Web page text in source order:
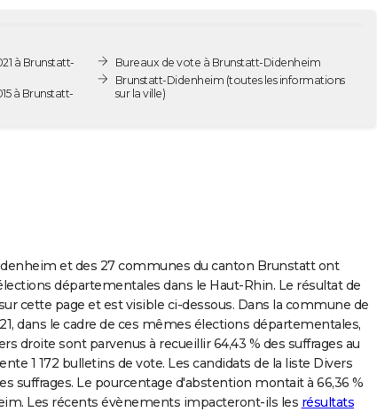
à Brunstatt-
à Brunstatt-
Bureaux de vote à Brunstatt-Didenheim
Brunstatt-Didenheim (toutes les informations
sur la ville)
et des 27 communes du canton Brunstatt ont
départementales dans le Haut-Rhin. Le résultat de
cette page et est visible ci-dessous. Dans la commune de
dans le cadre de ces mêmes élections départementales,
droite sont parvenus à recueillir 64,43 % des suffrages au
1 172 bulletins de vote. Les candidats de la liste Divers
suffrages. Le pourcentage d'abstention montait à 66,36 %
Les récents évènements impacteront-ils les résultats